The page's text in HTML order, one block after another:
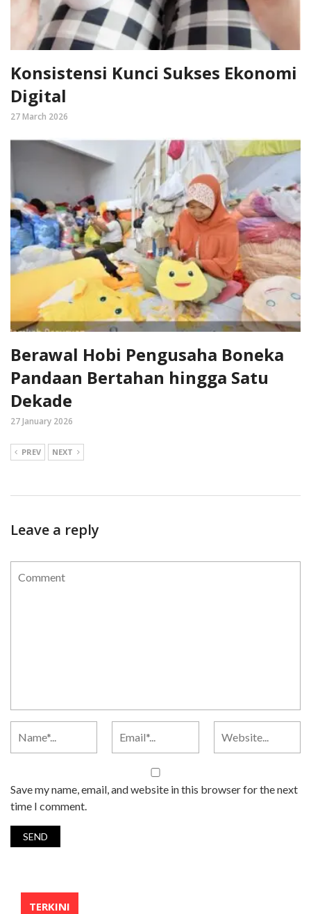
Konsistensi Kunci Sukses Ekonomi
Digital
27 March 2026
Berawal Hobi Pengusaha Boneka
Pandaan Bertahan hingga Satu
Dekade
27 January 2026
PREV NEXT
Leave a reply
Save my name, email, and website in this browser for the next
time I comment.
TERKINI